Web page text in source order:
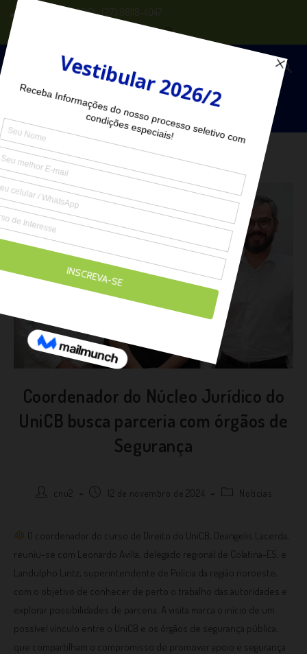
(27) 2102-6000 (27) 98118-4047
Seja Aluno
Coordenador do Núcleo Jurídico do
UniCB busca parceria com órgãos de
Segurança
cnu2 12 de novembro de 2024 Notícias
O coordenador do curso de Direito do UniCB, Deangelis Lacerda,
reuniu-se com Leonardo Avilla, delegado regional de Colatina-ES, e
Landulpho Lintz, superintendente de Polícia da região noroeste,
com o objetivo de conhecer de perto o trabalho das autoridades e
explorar possibilidades de parceria. A visita marca o início de um
possível vínculo entre o UniCB e os órgãos de segurança pública,
que compartilham o compromisso de promover apoio e segurança